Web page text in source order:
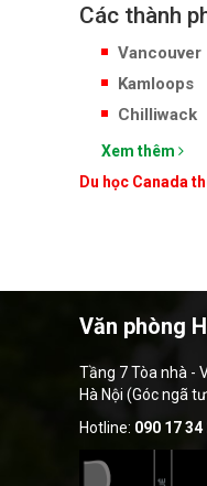
Các thành
Vancouver
Kamloops
Chilliwack
Xem thêm
Du học Canada
Văn phòng
Tầng 7 Tòa nhà -
Hà Nội (Góc ngã
Hotline: 090 17 34